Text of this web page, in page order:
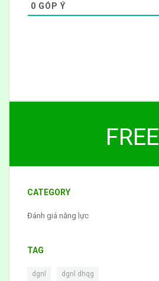
0 GÓP Ý
FREE
CATEGORY
Đánh giá năng lực
TAG
dgnl dgnl dhqg